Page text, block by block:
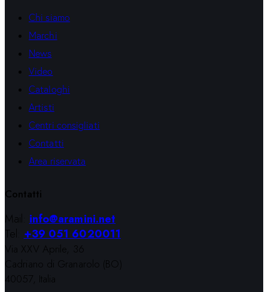
Chi siamo
Marchi
News
Video
Cataloghi
Artisti
Centri consigliati
Contatti
Area riservata
Contatti
Mail:info@aramini.net
Tel:+39 051 6020011
Via XXV Aprile, 36
Cadriano di Granarolo (BO)
40057, Italia